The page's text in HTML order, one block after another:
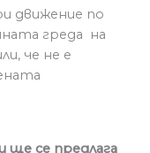
движение по
греда на
че не е
ще се предлага